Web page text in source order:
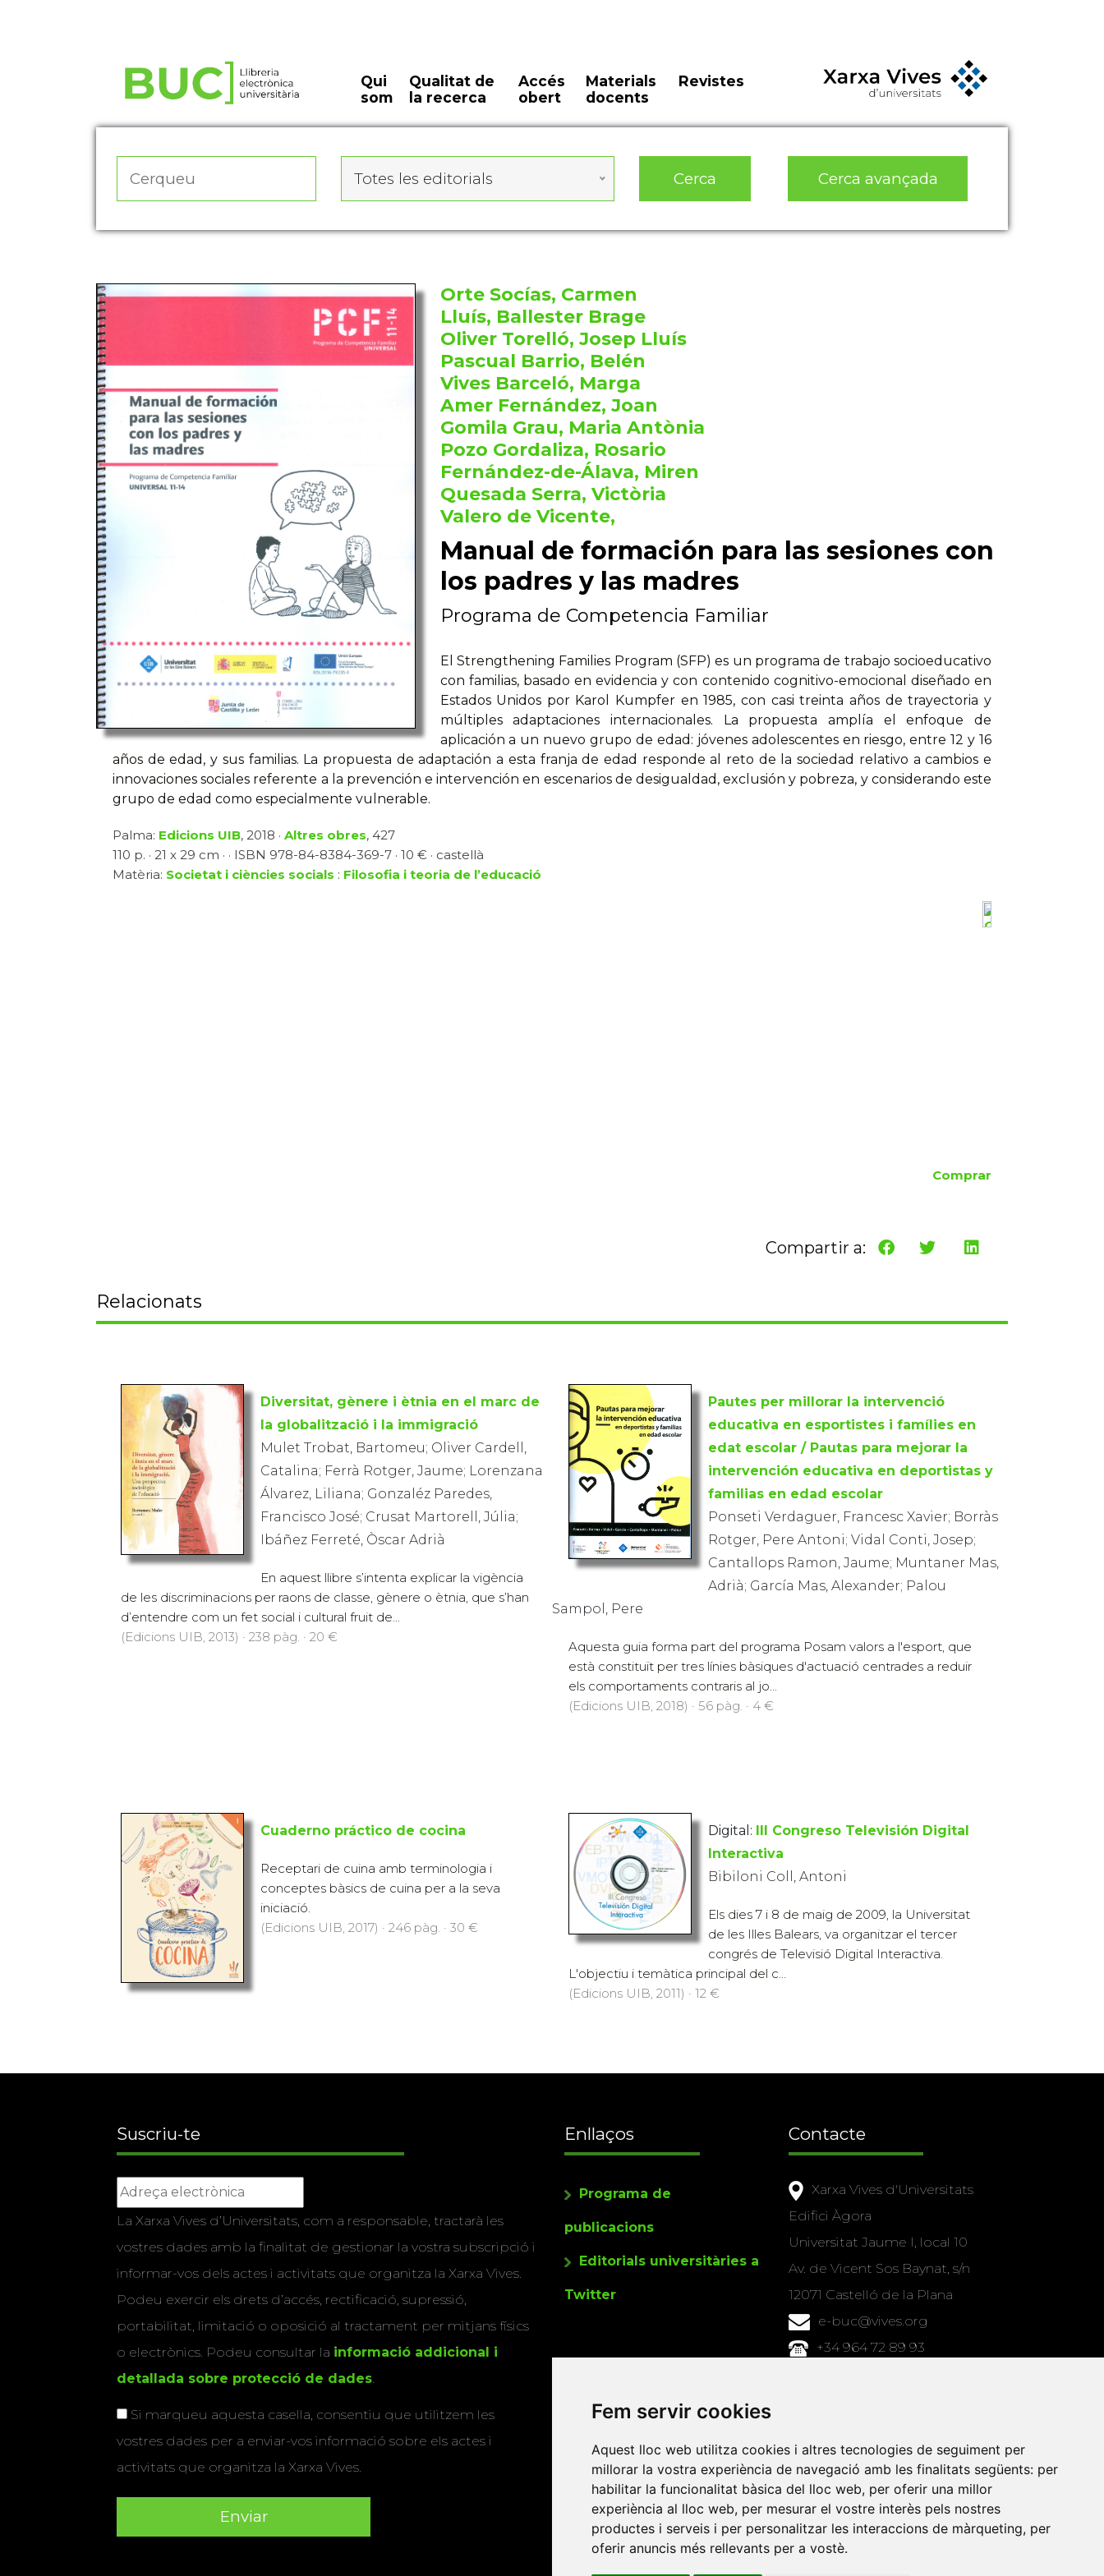
Fem servir cookies
Aquest lloc web utilitza cookies i altres tecnologies de seguiment per
millorar la vostra experiència de navegació amb les finalitats següents: per
habilitar la funcionalitat bàsica del lloc web, per oferir una millor
experiència al lloc web, per mesurar el vostre interès pels nostres
productes i serveis i per personalitzar les interaccions de màrqueting, per
oferir anuncis més rellevants per a vostè.
Qui
som
Qualitat de
la recerca
Accés
obert
Materials
docents
Revistes
Totes les editorials Cerca Cerca avançada
Orte Socías, Carmen
Lluís, Ballester Brage
Oliver Torelló, Josep Lluís
Pascual Barrio, Belén
Vives Barceló, Marga
Amer Fernández, Joan
Gomila Grau, Maria Antònia
Pozo Gordaliza, Rosario
Fernández-de-Álava, Miren
Quesada Serra, Victòria
Valero de Vicente,
Manual de formación para las sesiones con
los padres y las madres
Programa de Competencia Familiar
El Strengthening Families Program (SFP) es un programa de trabajo socioeducativo
con familias, basado en evidencia y con contenido cognitivo-emocional diseñado en
Estados Unidos por Karol Kumpfer en 1985, con casi treinta años de trayectoria y
múltiples adaptaciones internacionales. La propuesta amplía el enfoque de
aplicación a un nuevo grupo de edad: jóvenes adolescentes en riesgo, entre 12 y 16
años de edad, y sus familias. La propuesta de adaptación a esta franja de edad responde al reto de la sociedad relativo a cambios e
innovaciones sociales referente a la prevención e intervención en escenarios de desigualdad, exclusión y pobreza, y considerando este
grupo de edad como especialmente vulnerable.
Palma: Edicions UIB, 2018 · Altres obres, 427
110 p. · 21 x 29 cm · · ISBN 978-84-8384-369-7 · 10 € · castellà
Matèria: Societat i ciències socials : Filosofia i teoria de l’educació
Comprar
Compartir a:
Relacionats
Diversitat, gènere i ètnia en el marc de
la globalització i la immigració
Mulet Trobat, Bartomeu; Oliver Cardell,
Catalina; Ferrà Rotger, Jaume; Lorenzana
Álvarez, Liliana; Gonzaléz Paredes,
Francisco José; Crusat Martorell, Júlia;
Ibáñez Ferreté, Òscar Adrià
En aquest llibre s’intenta explicar la vigència
de les discriminacions per raons de classe, gènere o ètnia, que s’han
d’entendre com un fet social i cultural fruit de...
(Edicions UIB, 2013) · 238 pàg. · 20 €
Pautes per millorar la intervenció
educativa en esportistes i famílies en
edat escolar / Pautas para mejorar la
intervención educativa en deportistas y
familias en edad escolar
Ponseti Verdaguer, Francesc Xavier; Borràs
Rotger, Pere Antoni; Vidal Conti, Josep;
Cantallops Ramon, Jaume; Muntaner Mas,
Adrià; García Mas, Alexander; Palou
Sampol, Pere
Aquesta guia forma part del programa Posam valors a l'esport, que
està constituït per tres línies bàsiques d'actuació centrades a reduir
els comportaments contraris al jo...
(Edicions UIB, 2018) · 56 pàg. · 4 €
Cuaderno práctico de cocina
Receptari de cuina amb terminologia i
conceptes bàsics de cuina per a la seva
iniciació.
(Edicions UIB, 2017) · 246 pàg. · 30 €
Digital:
III Congreso Televisión Digital
Interactiva
Bibiloni Coll, Antoni
Els dies 7 i 8 de maig de 2009, la Universitat
de les Illes Balears, va organitzar el tercer
congrés de Televisió Digital Interactiva.
L'objectiu i temàtica principal del c...
(Edicions UIB, 2011) · 12 €
Suscriu-te
La Xarxa Vives d’Universitats, com a responsable, tractarà les
vostres dades amb la finalitat de gestionar la vostra subscripció i
informar-vos dels actes i activitats que organitza la Xarxa Vives.
Podeu exercir els drets d’accés, rectificació, supressió,
portabilitat, limitació o oposició al tractament per mitjans físics
o electrònics. Podeu consultar la informació addicional i
detallada sobre protecció de dades.
Si marqueu aquesta casella, consentiu que utilitzem les
vostres dades per a enviar-vos informació sobre els actes i
activitats que organitza la Xarxa Vives.
Enllaços
Programa de
publicacions
Editorials universitàries a
Twitter
Contacte
Xarxa Vives d'Universitats
Edifici Àgora
Universitat Jaume I, local 10
Av. de Vicent Sos Baynat, s/n
12071 Castelló de la Plana
e-buc@vives.org
+34 964 72 89 93